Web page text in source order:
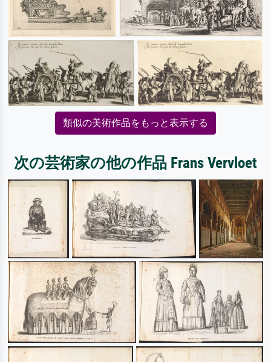
類似の美術作品をもっと表示する
次の芸術家の他の作品 Frans Vervloet